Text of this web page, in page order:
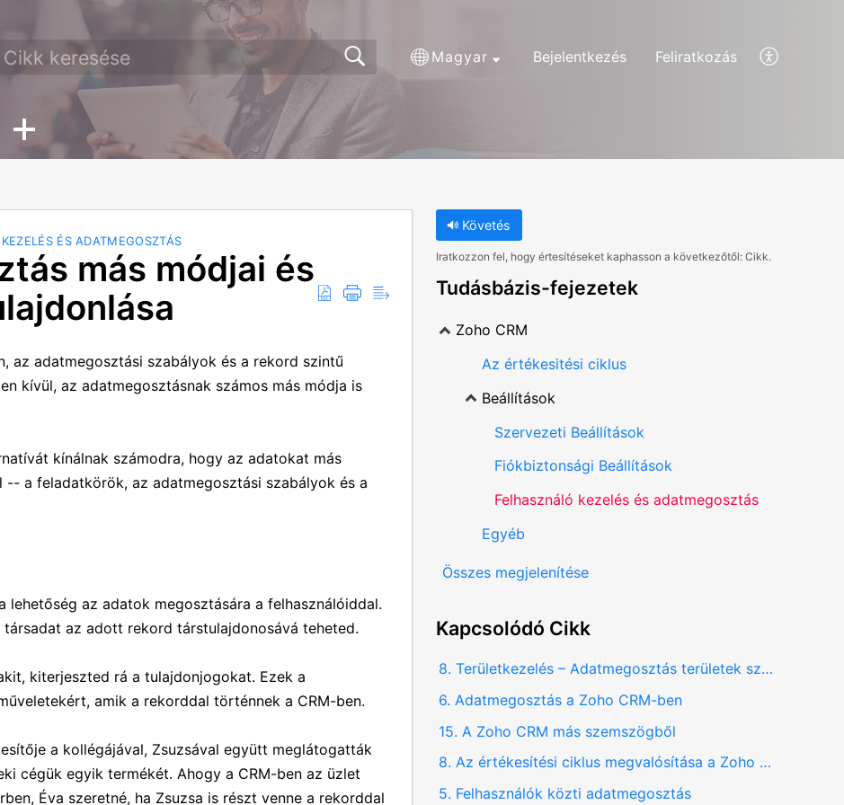
Magyar Bejelentkezés Feliratkozás
ÉS ADATMEGOSZTÁS
más módjai és
az adatmegosztási szabályok és a rekord szintű
kívül, az adatmegosztásnak számos más módja is
kínálnak számodra, hogy az adatokat más
a feladatkörök, az adatmegosztási szabályok és a
lehetőség az adatok megosztására a felhasználóiddal.
az adott rekord társtulajdonosává teheted.
kiterjeszted rá a tulajdonjogokat. Ezek a
amik a rekorddal történnek a CRM-ben.
a kollégájával, Zsuzsával együtt meglátogatták
cégük egyik termékét. Ahogy a CRM-ben az üzlet
Éva szeretné, ha Zsuzsa is részt venne a rekorddal
Követés
Iratkozzon fel, hogy értesítéseket kaphasson a következőtől: Cikk.
Tudásbázis-fejezetek
Zoho CRM
Az értékesitési ciklus
Beállítások
Szervezeti Beállítások
Fiókbiztonsági Beállítások
Felhasználó kezelés és adatmegosztás
Egyéb
Összes megjelenítése
Kapcsolódó Cikk
8. Területkezelés – Adatmegosztás területek szerint
6. Adatmegosztás a Zoho CRM-ben
15. A Zoho CRM más szemszögből
8. Az értékesítési ciklus megvalósítása a Zoho CRM-ben
5. Felhasználók közti adatmegosztás